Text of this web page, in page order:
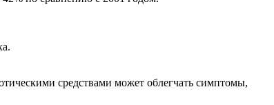
средствами может облегчать симптомы,